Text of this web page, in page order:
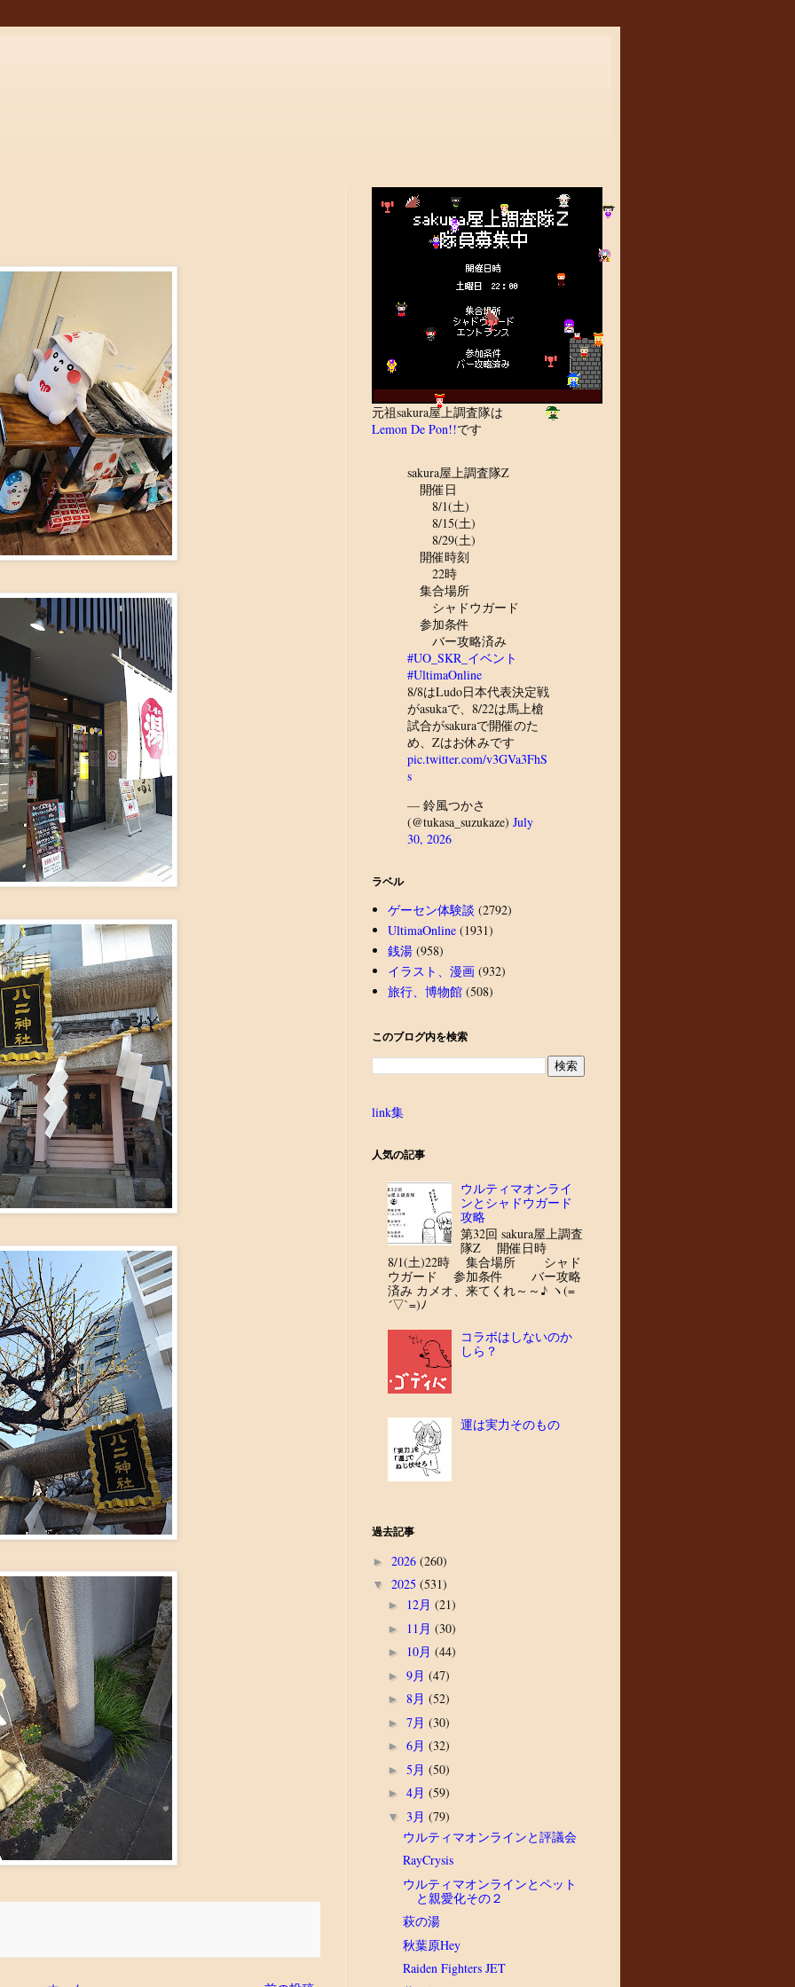
元祖sakura屋上調査隊は
Lemon De Pon!!です
sakura屋上調査隊Z
開催日
8/1(土)
8/15(土)
8/29(土)
開催時刻
22時
集合場所
シャドウガード
参加条件
バー攻略済み
#UO_SKR_イベント
#UltimaOnline
8/8はLudo日本代表決定戦
がasukaで、8/22は馬上槍
試合がsakuraで開催のた
め、Zはお休みです
pic.twitter.com/v3GVa3FhS
s
— 鈴風つかさ
(@tukasa_suzukaze) July
30, 2026
ラベル
ゲーセン体験談 (2792)
UltimaOnline (1931)
銭湯 (958)
イラスト、漫画 (932)
旅行、博物館 (508)
このブログ内を検索
link集
人気の記事
ウルティマオンライ
ンとシャドウガード
攻略
第32回 sakura屋上調査
隊Z 開催日時
8/1(土)22時 集合場所 シャド
ウガード 参加条件 バー攻略
済み カメオ、来てくれ～～♪ ヽ(=
´▽`=)ﾉ
コラボはしないのか
しら？
運は実力そのもの
過去記事
► 2026 (260)
▼ 2025 (531)
► 12月 (21)
► 11月 (30)
► 10月 (44)
► 9月 (47)
► 8月 (52)
► 7月 (30)
► 6月 (32)
► 5月 (50)
► 4月 (59)
▼ 3月 (79)
ウルティマオンラインと評議会
RayCrysis
ウルティマオンラインとペット
と親愛化その２
萩の湯
秋葉原Hey
Raiden Fighters JET